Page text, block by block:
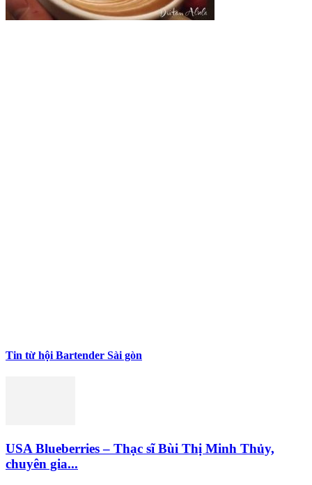
Tin từ hội Bartender Sài gòn
USA Blueberries – Thạc sĩ Bùi Thị Minh Thủy,
chuyên gia...